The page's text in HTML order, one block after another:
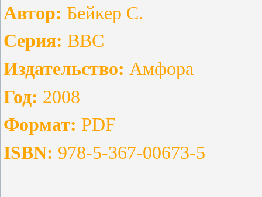
Автор: Бейкер С.
Серия: ВВС
Издательство: Амфора
Год: 2008
Формат: PDF
ISBN: 978-5-367-00673-5